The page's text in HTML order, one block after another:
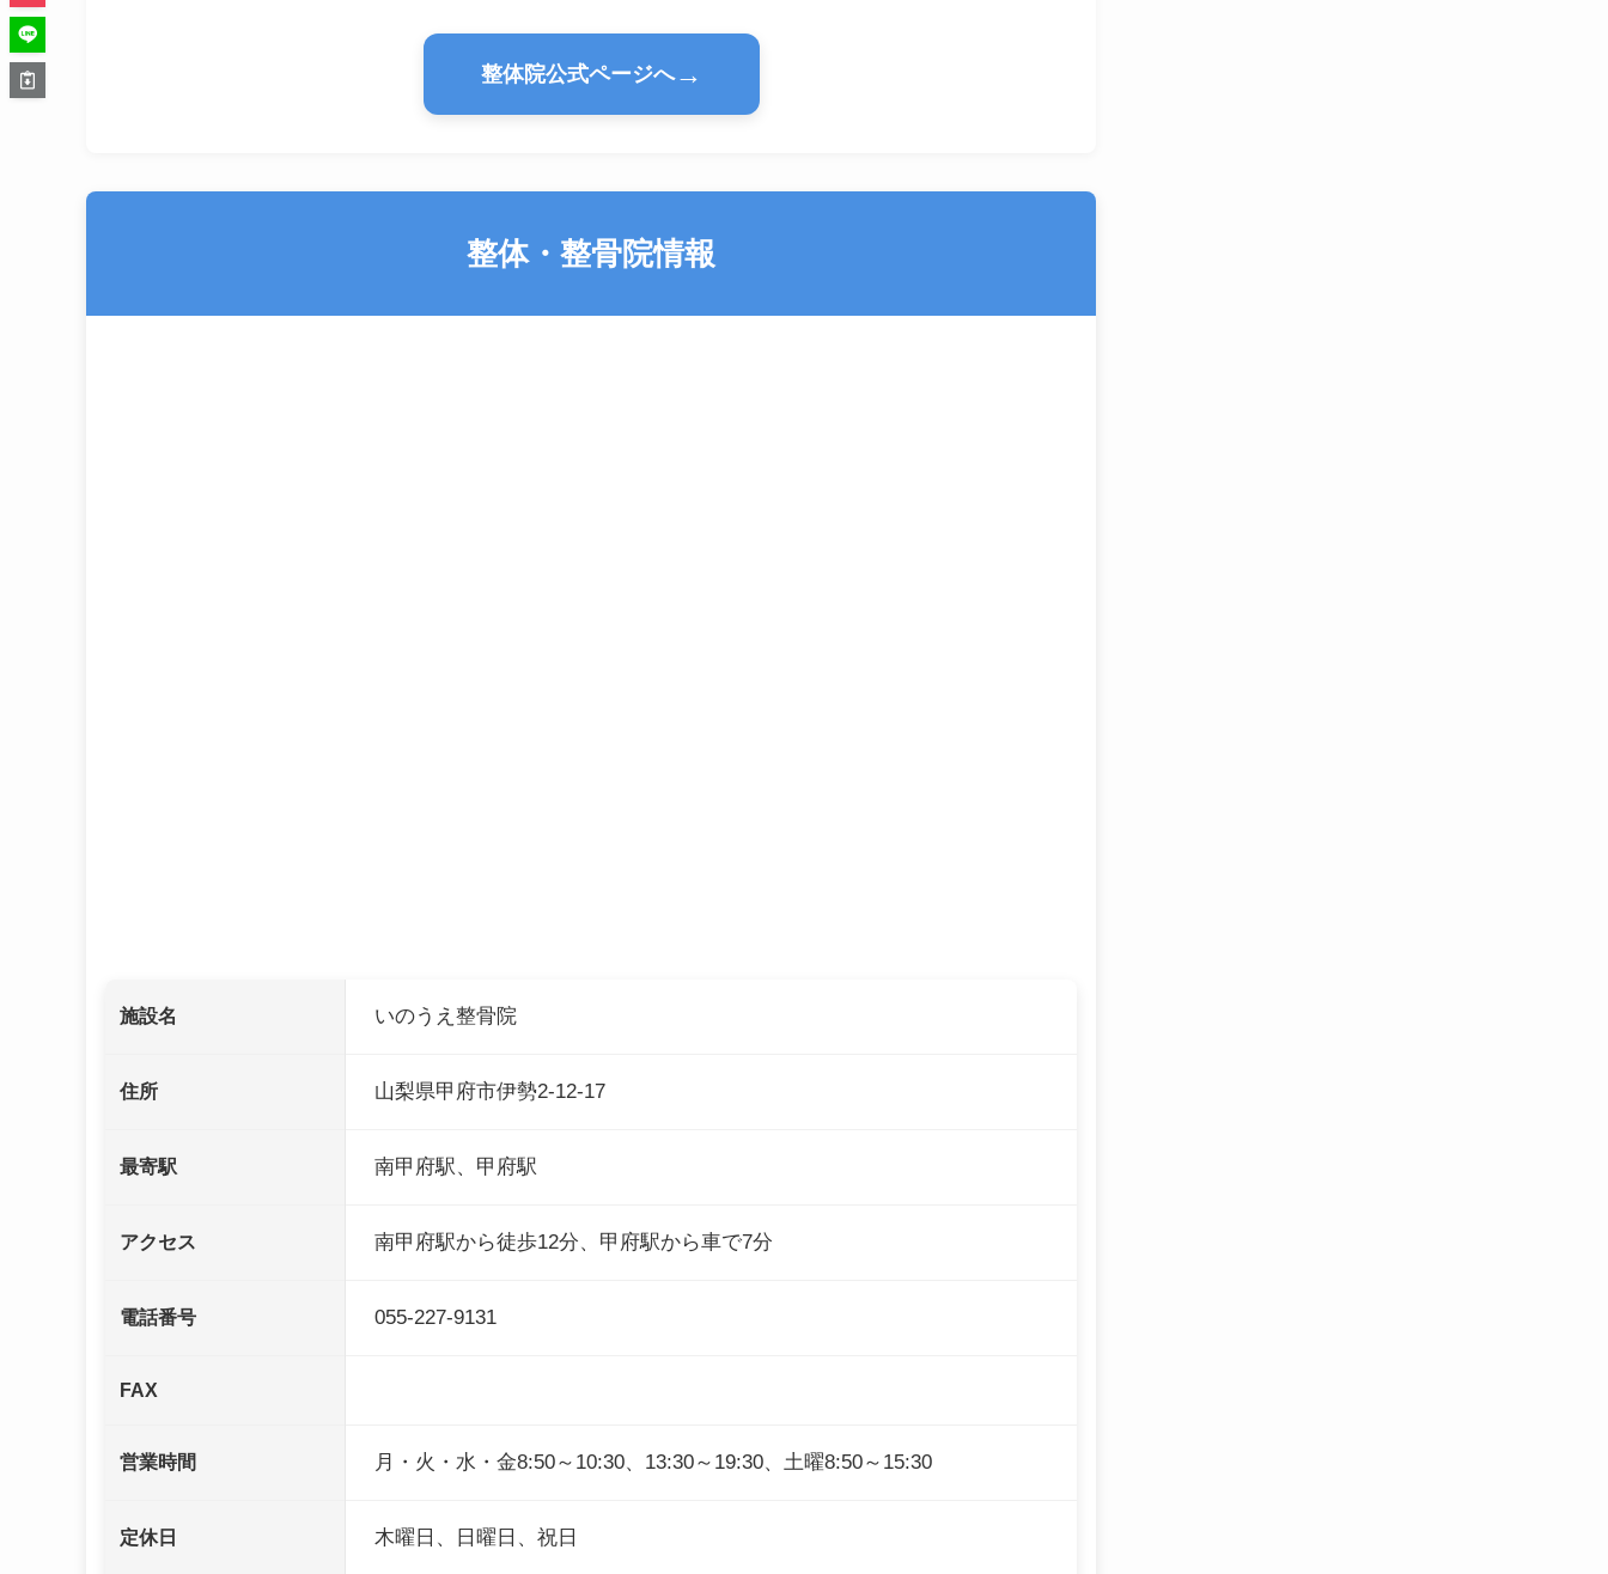
整体院公式ページへ→
整体・整骨院情報
施設名 いのうえ整骨院
住所 山梨県甲府市伊勢2-12-17
最寄駅 南甲府駅、甲府駅
アクセス 南甲府駅から徒歩12分、甲府駅から車で7分
電話番号 055-227-9131
FAX
営業時間 月・火・水・金8:50～10:30、13:30～19:30、土曜8:50～15:30
定休日 木曜日、日曜日、祝日